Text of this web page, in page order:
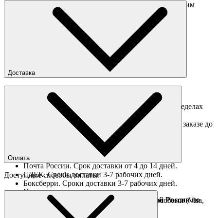
Перед отправкой обмена обязательно свяжитесь с нашим
obmen@sneakerhead.ru
Подробные правила возврата товара
Доставка
Доставка по Москве
Доставка курьером в интервал 13:00-20:00 в пределах
МКАД 350 руб.
Доставка "день в день" в пределах МКАД (при заказе до
Ориентировочные сроки доставки по России
Почта России. Срок доставки от 4 до 14 дней.
СДЕК. Сроки доставки 3-7 рабочих дней.
Боксберри. Сроки доставки 3-7 рабочих дней.
Доставка за границу осуществляется Почтой России по
полной предоплате
Оплата
Доступные способы оплаты:
Наличными при получении
Оплата он-лайн всеми популярными способами (Visa,
Mastercard и тд.)